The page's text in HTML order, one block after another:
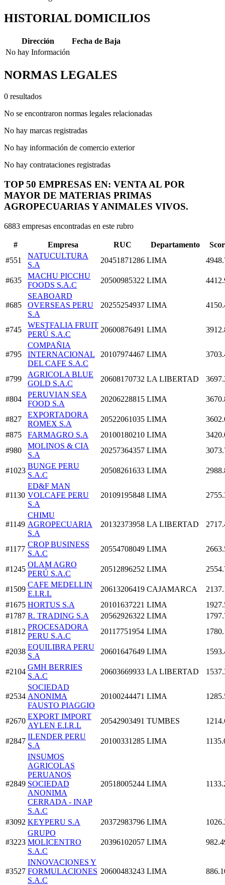
HISTORIAL DOMICILIOS
Dirección
Fecha de Baja
No hay Información
NORMAS LEGALES
0 resultados
No se encontraron normas legales relacionadas
No hay marcas registradas
No hay información de comercio exterior
No hay contrataciones registradas
TOP 50 EMPRESAS EN: VENTA AL POR
MAYOR DE MATERIAS PRIMAS
AGROPECUARIAS Y ANIMALES VIVOS.
6883 empresas encontradas en este rubro
# Empresa RUC Departamento
#551
NATUCULTURA
S.A
20451871286 LIMA
#635
MACHU PICCHU
FOODS S.A.C
20500985322 LIMA
#685
SEABOARD
OVERSEAS PERU
S.A
20255254937 LIMA
#745
WESTFALIA FRUIT
PERÚ S.A.C
20600876491 LIMA
#795
COMPAÑIA
INTERNACIONAL
DEL CAFE S.A.C
20107974467 LIMA
#799
AGRICOLA BLUE
GOLD S.A.C
20608170732 LA LIBERTAD
#804
PERUVIAN SEA
FOOD S.A
20206228815 LIMA
#827
EXPORTADORA
ROMEX S.A
20522061035 LIMA
#875
FARMAGRO S.A 20100180210 LIMA
#980
MOLINOS & CIA
S.A
20257364357 LIMA
#1023
BUNGE PERU
S.A.C
20508261633 LIMA
#1130
ED&F MAN
VOLCAFE PERU
S.A
20109195848 LIMA
#1149
CHIMU
AGROPECUARIA
S.A
20132373958 LA LIBERTAD
#1177
CROP BUSINESS
S.A.C
20554708049 LIMA
#1245
OLAM AGRO
PERÚ S.A.C
20512896252 LIMA
#1509
CAFE MEDELLIN
E.I.R.L
20613206419 CAJAMARCA
#1675 HORTUS S.A 20101637221 LIMA
#1787 R. TRADING S.A 20562926322 LIMA
#1812
PROCESADORA
PERU S.A.C
20117751954 LIMA
#2038
EQUILIBRA PERU
S.A
20601647649 LIMA
#2104
GMH BERRIES
S.A.C
20603669933 LA LIBERTAD
#2534
SOCIEDAD
ANONIMA
FAUSTO PIAGGIO
20100244471 LIMA
#2670
EXPORT IMPORT
AYLEN E.I.R.L
20542903491 TUMBES
#2847
ILENDER PERU
S.A
20100331285 LIMA
#2849
INSUMOS
AGRICOLAS
PERUANOS
SOCIEDAD
ANONIMA
CERRADA - INAP
S.A.C
20518005244 LIMA
#3092 KEYPERU S.A 20372983796 LIMA
#3223
GRUPO
MOLICENTRO
S.A.C
20396102057 LIMA
#3527
INNOVACIONES Y
FORMULACIONES
S.A.C
20600483243 LIMA